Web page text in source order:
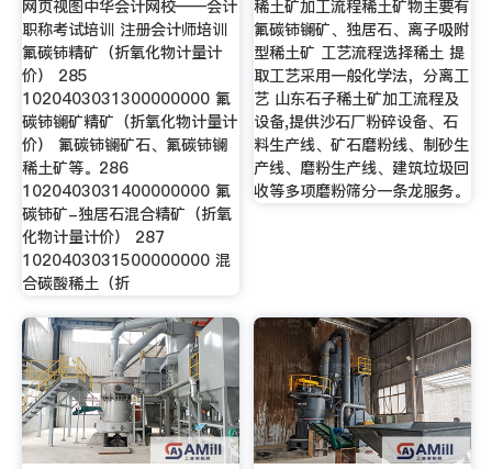
网页视图中华会计网校——会计
职称考试培训 注册会计师培训
氟碳铈精矿（折氧化物计量计
价） 285
1020403031300000000 氟
碳铈镧矿精矿（折氧化物计量计
价） 氟碳铈镧矿石、氟碳铈镧
稀土矿等。286
1020403031400000000 氟
碳铈矿-独居石混合精矿（折氧
化物计量计价） 287
1020403031500000000 混
合碳酸稀土（折
稀土矿加工流程稀土矿物主要有
氟碳铈镧矿、独居石、离子吸附
型稀土矿 工艺流程选择稀土 提
取工艺采用一般化学法，分离工
艺 山东石子稀土矿加工流程及
设备,提供沙石厂粉碎设备、石
料生产线、矿石磨粉线、制砂生
产线、磨粉生产线、建筑垃圾回
收等多项磨粉筛分一条龙服务。